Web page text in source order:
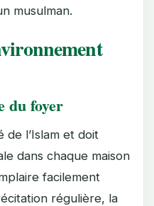
musulman.
du foyer
de l’Islam et doit
dans chaque maison
facilement
régulière, la